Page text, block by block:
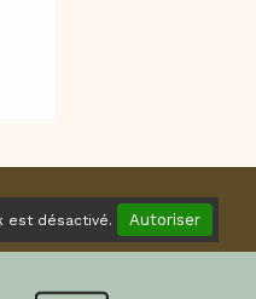
est désactivé. Autoriser